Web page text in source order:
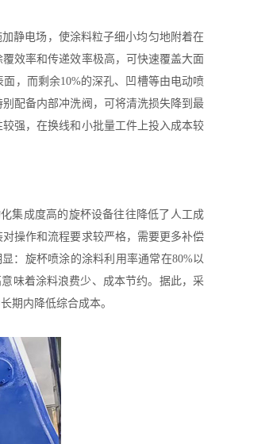
静电场，使涂料粒子细小均匀地附着在
效率和传递效率极高，可快速覆盖大面
，而剩余10%的深孔、凹槽等由电动喷
配备内部冲洗阀，可将清洗损失降到最
强，在换线和小批量工件上投入成本较
集成度高的旋杯设备往往降低了人工成
操作和流程要求较严格，需要更多补偿
：旋杯喷涂的涂料利用率通常在80%以
味着涂料浪费少、成本节约。据此，采
期内降低综合成本。